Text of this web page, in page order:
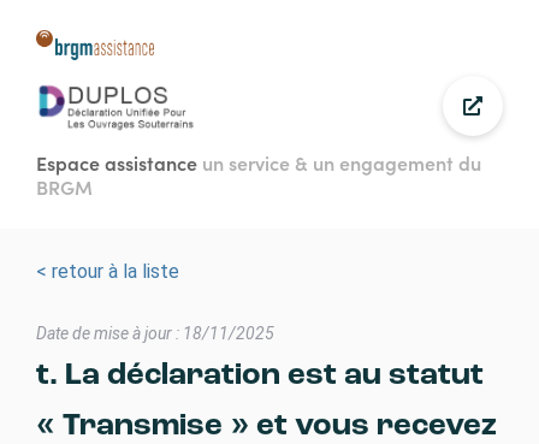
principal
Espace assistance un service & un engagement du
BRGM
< retour à la liste
Date de mise à jour : 18/11/2025
t. La déclaration est au statut
« Transmise » et vous recevez